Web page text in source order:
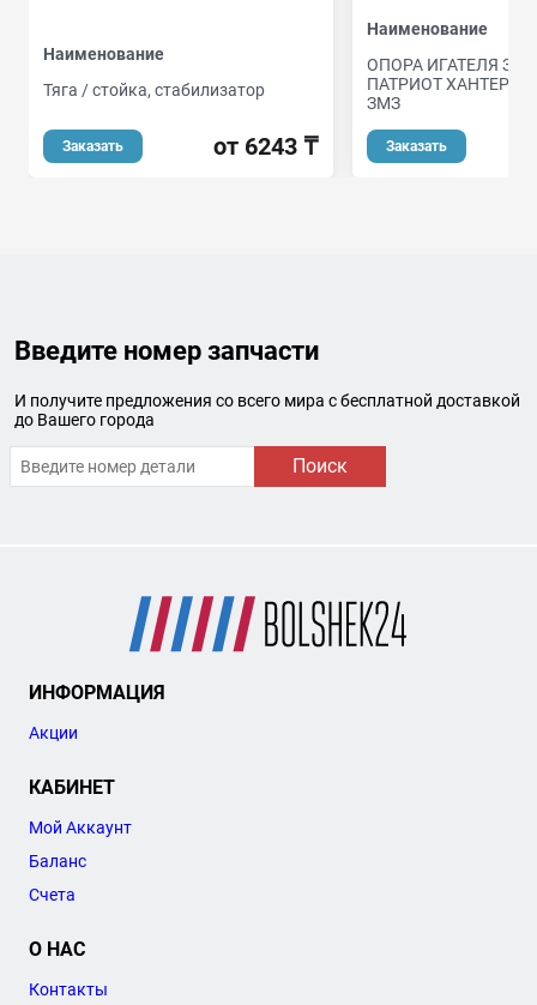
Наименование
Тяга / стойка, стабилизатор
Заказать от 6243 ₸
Наименование
ОПОРА ИГАТЕЛЯ
ПАТРИОТ ХАНТЕР
ЗМЗ
Заказать
Введите номер запчасти
И получите предложения со всего мира с бесплатной доставкой
до Вашего города
Поиск
ИНФОРМАЦИЯ
Акции
КАБИНЕТ
Мой Аккаунт
Баланс
Счета
О НАС
Контакты